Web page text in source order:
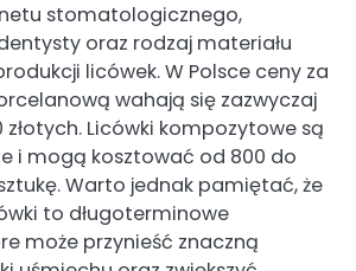
stomatologicznego,
oraz rodzaj materiału
licówek. W Polsce ceny za
wahają się zazwyczaj
złotych. Licówki kompozytowe są
i mogą kosztować od 800 do
Warto jednak pamiętać, że
to długoterminowe
może przynieść znaczną